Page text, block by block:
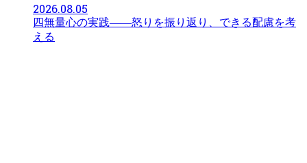
2026.08.05
四無量心の実践――怒りを振り返り、できる配慮を考
える